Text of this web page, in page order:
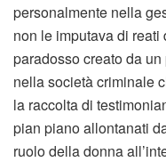
personalmente nella
non le imputava di
paradosso creato da
nella società criminale
la raccolta di
pian piano allontanati
ruolo della donna